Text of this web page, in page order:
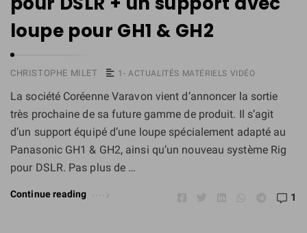
loupe pour GH1 & GH2
CHRISTOPHE MILET 1- ACTUALITÉS MATÉRIELS VIDÉO
La société Coréenne Varavon vient d’annoncer la sortie
très prochaine de sa future gamme de produit. Il s’agit
d’un support équipé d’une loupe spécialement adapté au
Panasonic GH1 & GH2, ainsi qu’un nouveau système Rig
pour DSLR. Pas plus de …
Continue reading 1